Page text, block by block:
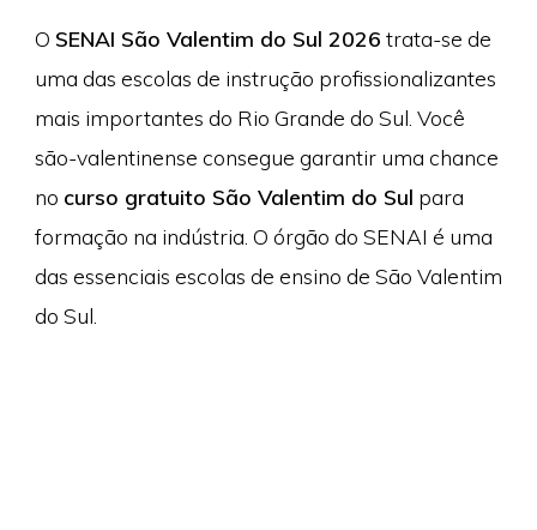
O SENAI São Valentim do Sul 2026 trata-se de
uma das escolas de instrução profissionalizantes
mais importantes do Rio Grande do Sul. Você
são-valentinense consegue garantir uma chance
no curso gratuito São Valentim do Sul para
formação na indústria. O órgão do SENAI é uma
das essenciais escolas de ensino de São Valentim
do Sul.